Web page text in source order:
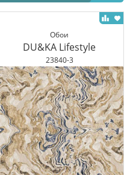
Обои
DU&KA Lifestyle
23840-3